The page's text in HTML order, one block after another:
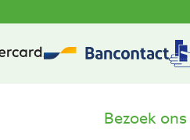
Bezoek ons